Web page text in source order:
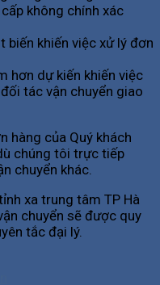
không chính xác
biến khiến việc xử lý đơn
hơn dự kiến khiến việc
tác vận chuyển giao
hàng của Quý khách
chúng tôi trực tiếp
chuyển khác.
xa trung tâm TP Hà
chuyển sẽ được quy
tắc đại lý.